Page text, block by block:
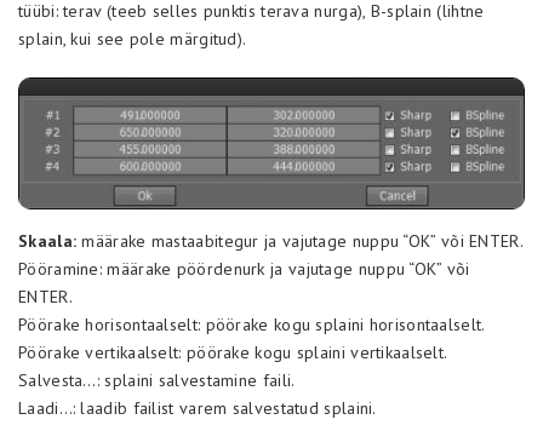
tüübi: terav (teeb selles punktis terava nurga), B-splain (lihtne
splain, kui see pole märgitud).
Skaala: määrake mastaabitegur ja vajutage nuppu “OK” või ENTER.
Pööramine: määrake pöördenurk ja vajutage nuppu “OK” või
ENTER.
Pöörake horisontaalselt: pöörake kogu splaini horisontaalselt.
Pöörake vertikaalselt: pöörake kogu splaini vertikaalselt.
Salvesta…: splaini salvestamine faili.
Laadi…: laadib failist varem salvestatud splaini.